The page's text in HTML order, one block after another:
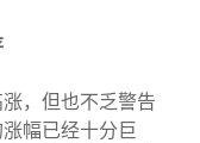
，但也不乏警告
幅已经十分巨